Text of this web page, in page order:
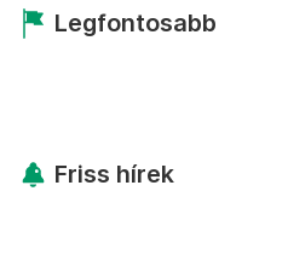
Legfontosabb
Friss hírek